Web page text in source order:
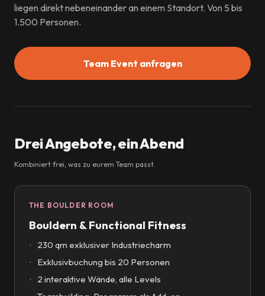
liegen direkt nebeneinander an einem Standort. Von 5 bis
1.500 Personen.
Team Event anfragen
Drei Angebote, ein Abend
Kombiniert frei, was zu eurem Team passt.
THE BOULDER ROOM
Bouldern & Functional Fitness
230 qm exklusiver Industriecharm
Exklusivbuchung bis 20 Personen
2 interaktive Wände, alle Levels